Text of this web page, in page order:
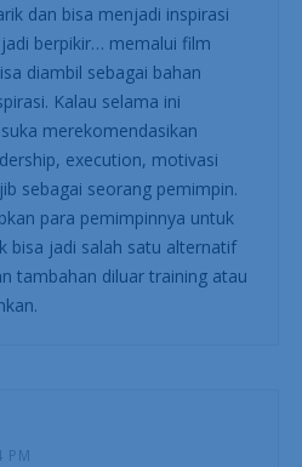
dan bisa menjadi inspirasi
berpikir… memalui film
diambil sebagai bahan
Kalau selama ini
merekomendasikan
execution, motivasi
sebagai seorang pemimpin.
para pemimpinnya untuk
bisa jadi salah satu alternatif
tambahan diluar training atau
PM